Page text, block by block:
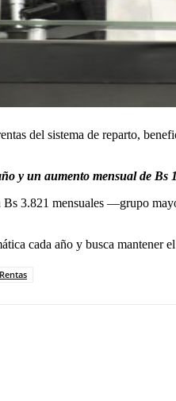
del sistema de reparto,
y un aumento mensual de Bs
3.821 mensuales —grupo
cada año y busca mantener
Rentas